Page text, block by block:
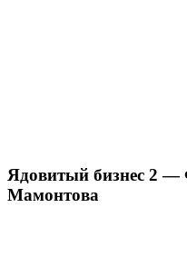
Ядовитый бизнес 2
Мамонтова